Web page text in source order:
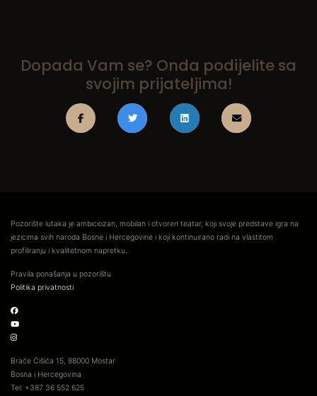
Dopada Vam se? Onda podijelite sa
svojim prijateljima!
Pozorište lutaka je ambiciozan, mobilan i otvoren teatar, koji svoje predstave igra na
jezicima svih naroda Bosne i Hercegovine i koji kontinuirano radi na vlastitom
profiliranju i kvalitetnom napretku.
Pravila ponašanja u pozorištu
Politika privatnosti
Braće Ćišića 15, 88000 Mostar
Bosna i Hercegovina
Tel: +387 36 552 625